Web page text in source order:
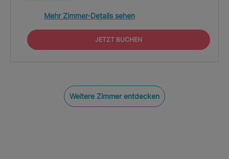
Mehr Zimmer-Details sehen
JETZT BUCHEN
Weitere Zimmer entdecken